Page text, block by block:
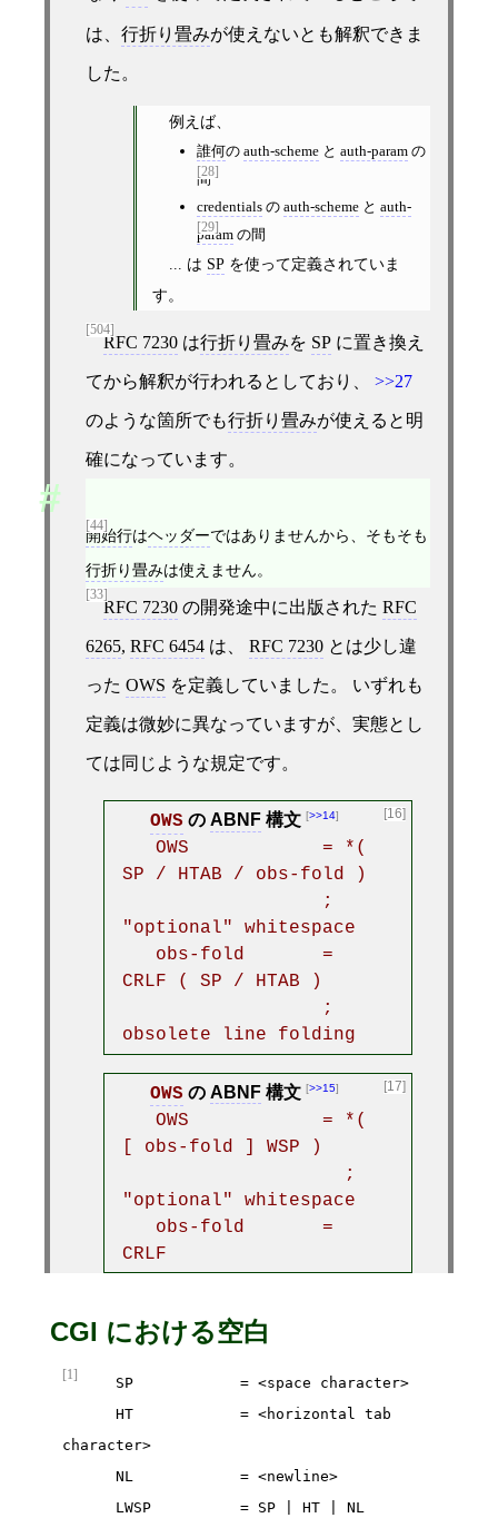
は、 行折り畳みが使えないとも解釈できま
した。
例えば、
[28]
誰何のauth-scheme とauth-param の
間
[29]
credentials のauth-scheme とauth-
param の間
... は SPを使って定義されていま
す。
[504]
RFC 7230は行折り畳みを SPに置き換え
てから解釈が行われるとしており、 >>27
のような箇所でも行折り畳みが使えると明
確になっています。
[44]
開始行はヘッダーではありませんから、そもそも
行折り畳みは使えません。
[33]
RFC 7230の開発途中に出版された RFC
6265, RFC 6454は、 RFC 7230とは少し違
った OWS を定義していました。 いずれも
定義は微妙に異なっていますが、実態とし
ては同じような規定です。
[16]
OWS の ABNF 構文 >>14
   OWS            = *(
SP / HTAB / obs-fold )
                  ;
"optional" whitespace
   obs-fold       =
CRLF ( SP / HTAB )
                  ;
obsolete line folding
[17]
OWS の ABNF 構文 >>15
   OWS            = *(
[ obs-fold ] WSP )
                    ;
"optional" whitespace
   obs-fold       =
CRLF
CGI における空白
[1]
      SP            = <space character>
      HT            = <horizontal tab
character>
      NL            = <newline>
      LWSP          = SP | HT | NL